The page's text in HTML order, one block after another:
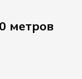
метров